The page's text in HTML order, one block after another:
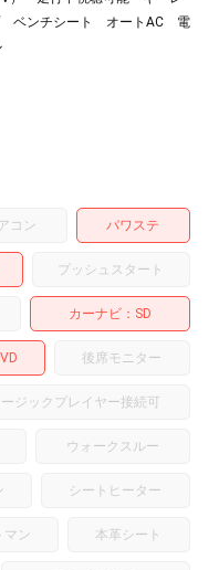
ベンチシート オートAC 電
コン パワステ
プッシュスタート
カーナビ SD
後席モニター
ージックプレイヤー接続可
ウォークスルー
シートヒーター
マン 本革シート